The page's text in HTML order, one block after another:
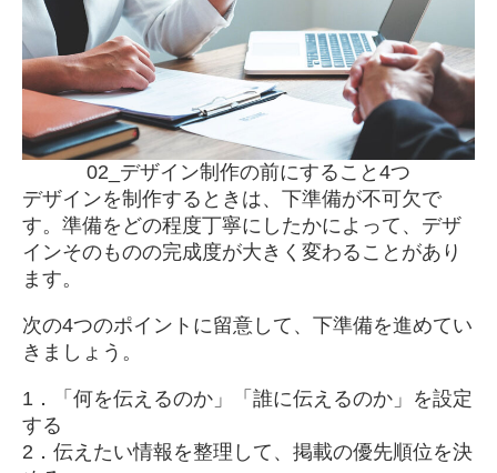
02_デザイン制作の前にすること4つ
デザインを制作するときは、下準備が不可欠で
す。準備をどの程度丁寧にしたかによって、デザ
インそのものの完成度が大きく変わることがあり
ます。
次の4つのポイントに留意して、下準備を進めてい
きましょう。
1．「何を伝えるのか」「誰に伝えるのか」を設定
する
2．伝えたい情報を整理して、掲載の優先順位を決